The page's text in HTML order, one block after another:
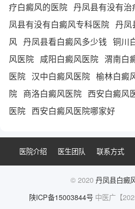
疗白癜风的医院 丹凤县有没有
凤县有没有白癜风专科医院 丹凤
风 丹凤县看白癜风多少钱 铜川
风医院 咸阳白癜风医院 渭南白
医院 汉中白癜风医院 榆林白癜
院 商洛白癜风医院 西安白癜风
医院 西安白癜风医院哪家好
医院介绍 医生团队 联系方式
© 2020 丹凤县白癜
陕ICP备15003844号 中医广【